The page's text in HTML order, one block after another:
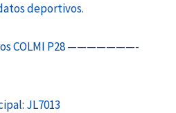
deportivos.
COLMI P28 ———————-
JL7013